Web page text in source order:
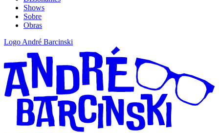
Shows
Sobre
Obras
Logo André Barcinski